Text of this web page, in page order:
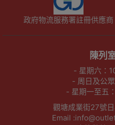
政府物流服務署註冊供應商
陳列
- 星期六：
- 周日及公
- 星期一至五
觀塘成業街27號
Email